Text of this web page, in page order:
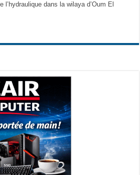
l’hydraulique dans la wilaya d’Oum El